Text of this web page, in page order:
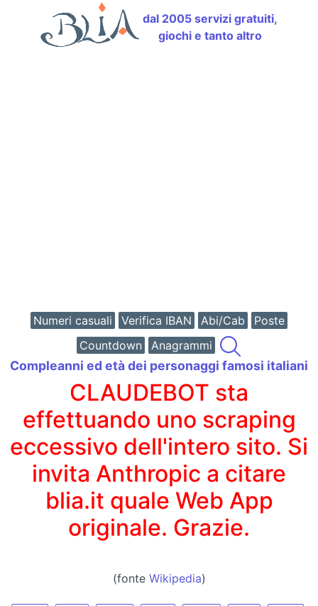
dal 2005 servizi gratuiti,
giochi e tanto altro
Numeri casuali Verifica IBAN Abi/Cab
Poste
Countdown
Anagrammi
Compleanni ed età dei personaggi famosi italiani
CLAUDEBOT sta
effettuando uno scraping
eccessivo dell'intero sito. Si
invita Anthropic a citare
blia.it quale Web App
originale. Grazie.
(fonte Wikipedia)